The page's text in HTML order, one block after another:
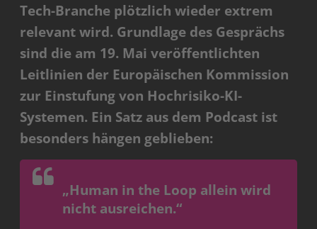
Tech-Branche plötzlich wieder extrem
relevant wird. Grundlage des Gesprächs
sind die am 19. Mai veröffentlichten
Leitlinien der Europäischen Kommission
zur Einstufung von Hochrisiko-KI-
Systemen. Ein Satz aus dem Podcast ist
besonders hängen geblieben:
„Human in the Loop allein wird
nicht ausreichen.“